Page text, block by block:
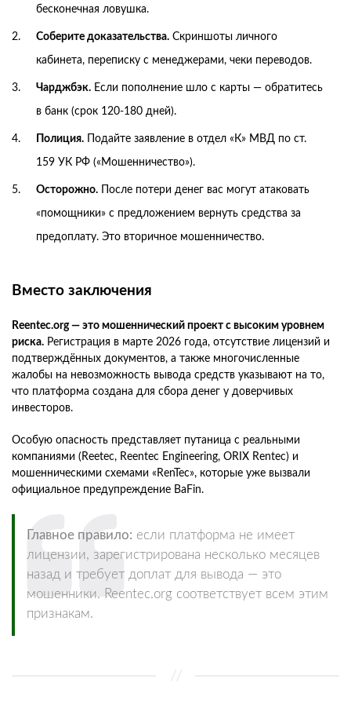
бесконечная ловушка.
Соберите доказательства. Скриншоты личного
кабинета, переписку с менеджерами, чеки переводов.
Чарджбэк. Если пополнение шло с карты — обратитесь
в банк (срок 120-180 дней).
Полиция. Подайте заявление в отдел «К» МВД по ст.
159 УК РФ («Мошенничество»).
Осторожно. После потери денег вас могут атаковать
«помощники» с предложением вернуть средства за
предоплату. Это вторичное мошенничество.
Вместо заключения
Reentec.org — это мошеннический проект с высоким уровнем
риска. Регистрация в марте 2026 года, отсутствие лицензий и
подтверждённых документов, а также многочисленные
жалобы на невозможность вывода средств указывают на то,
что платформа создана для сбора денег у доверчивых
инвесторов.
Особую опасность представляет путаница с реальными
компаниями (Reetec, Reentec Engineering, ORIX Rentec) и
мошенническими схемами «RenTec», которые уже вызвали
официальное предупреждение BaFin.
Главное правило: если платформа не имеет
лицензии, зарегистрирована несколько месяцев
назад и требует доплат для вывода — это
мошенники. Reentec.org соответствует всем этим
признакам.